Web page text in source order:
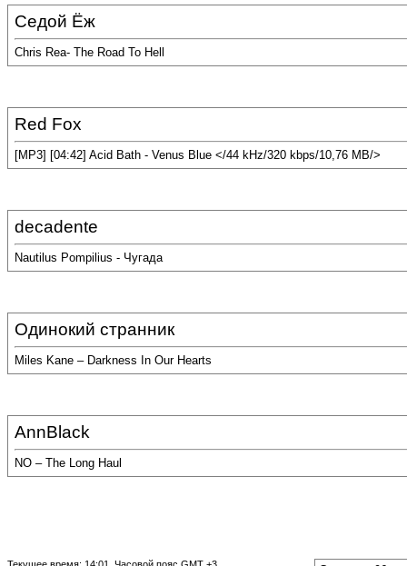
Седой Ёж
Chris Rea- The Road To Hell
Red Fox
[MP3] [04:42] Acid Bath - Venus Blue </44 kHz/320 kbps/10,76 MB/>
decadente
Nautilus Pompilius - Чугада
Одинокий странник
Miles Kane – Darkness In Our Hearts
AnnBlack
NO – The Long Haul